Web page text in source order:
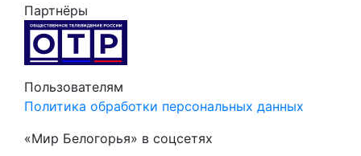
Партнёры
Пользователям
Политика обработки персональных данных
«Мир Белогорья» в соцсетях